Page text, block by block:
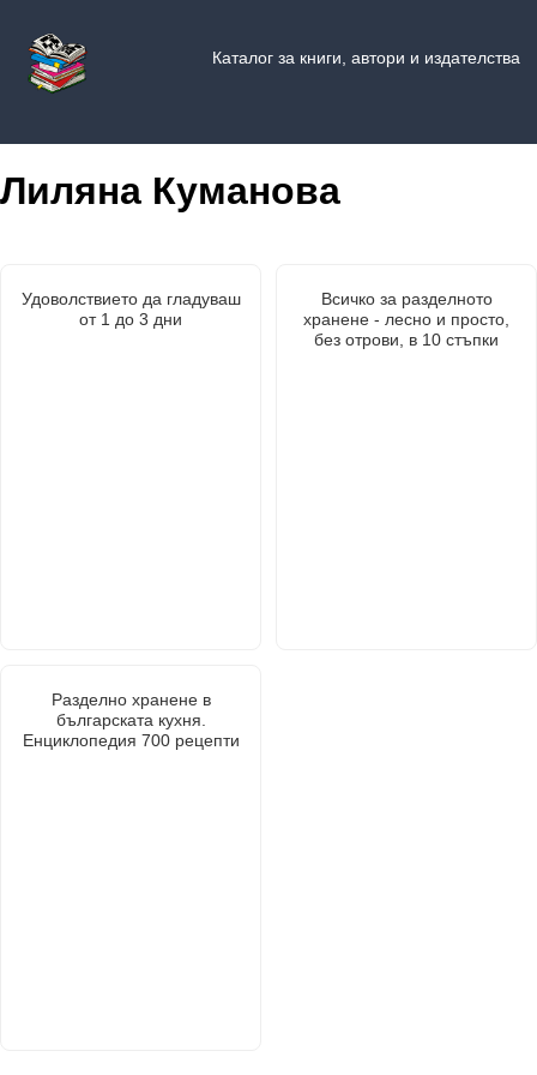
Каталог за книги, автори и издателства
Лиляна Куманова
Удоволствието да гладуваш
от 1 до 3 дни
Всичко за разделното
хранене - лесно и просто,
без отрови, в 10 стъпки
Разделно хранене в
българската кухня.
Енциклопедия 700 рецепти